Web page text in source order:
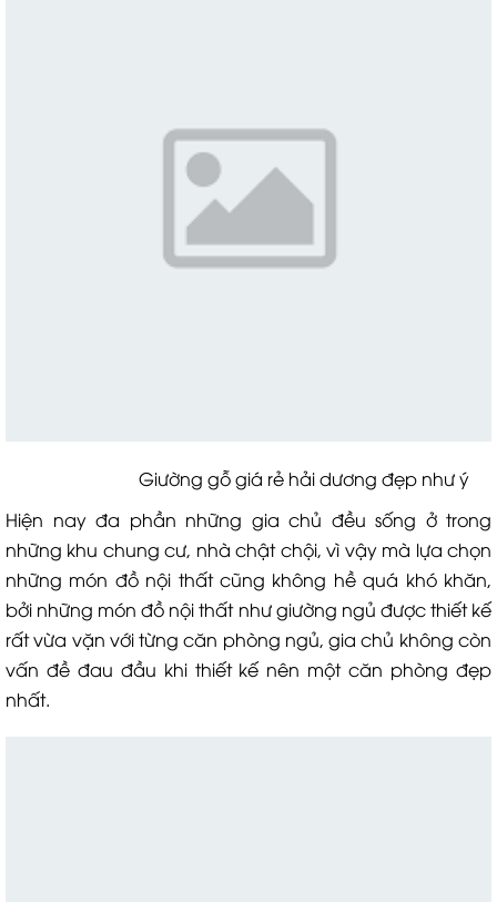
Giường gỗ giá rẻ hải dương đẹp như ý
Hiện nay đa phần những gia chủ đều sống ở trong
những khu chung cư, nhà chật chội, vì vậy mà lựa chọn
những món đồ nội thất cũng không hề quá khó khăn,
bởi những món đồ nội thất như giường ngủ được thiết kế
rất vừa vặn với từng căn phòng ngủ, gia chủ không còn
vấn đề đau đầu khi thiết kế nên một căn phòng đẹp
nhất.